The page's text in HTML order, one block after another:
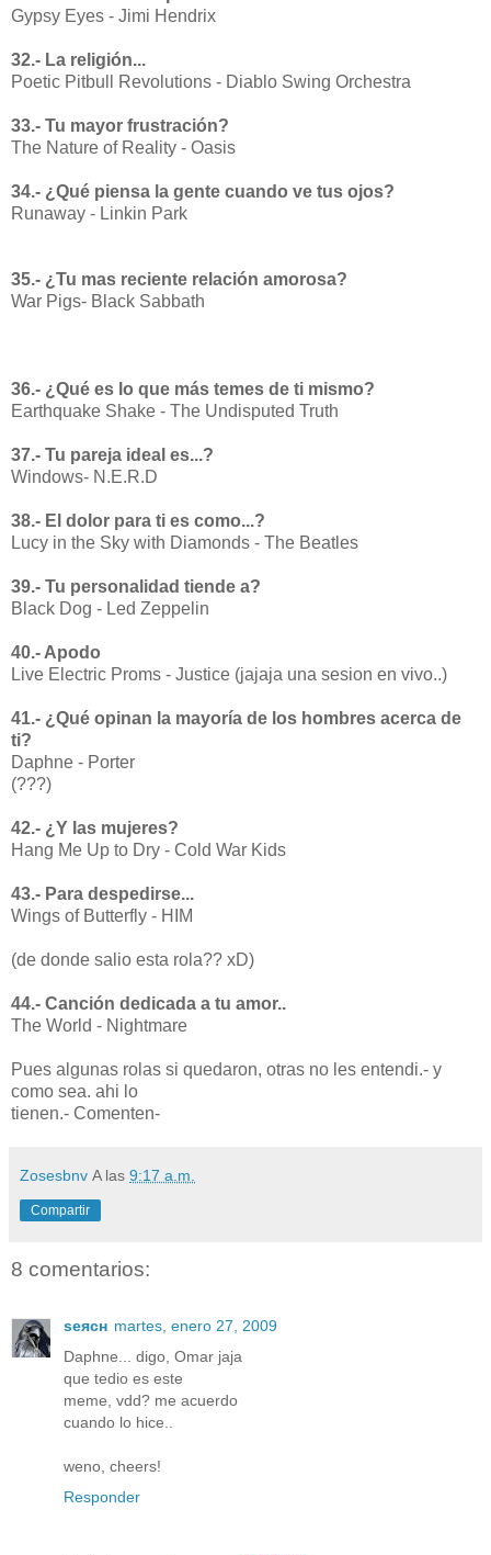
Gypsy Eyes - Jimi Hendrix
32.- La religión...
Poetic Pitbull Revolutions - Diablo Swing Orchestra
33.- Tu mayor frustración?
The Nature of Reality - Oasis
34.- ¿Qué piensa la gente cuando ve tus ojos?
Runaway - Linkin Park
35.- ¿Tu mas reciente relación amorosa?
War Pigs- Black Sabbath
36.- ¿Qué es lo que más temes de ti mismo?
Earthquake Shake - The Undisputed Truth
37.- Tu pareja ideal es...?
Windows- N.E.R.D
38.- El dolor para ti es como...?
Lucy in the Sky with Diamonds - The Beatles
39.- Tu personalidad tiende a?
Black Dog - Led Zeppelin
40.- Apodo
Live Electric Proms - Justice (jajaja una sesion en vivo..)
41.- ¿Qué opinan la mayoría de los hombres acerca de
ti?
Daphne - Porter
(???)
42.- ¿Y las mujeres?
Hang Me Up to Dry - Cold War Kids
43.- Para despedirse...
Wings of Butterfly - HIM
(de donde salio esta rola?? xD)
44.- Canción dedicada a tu amor..
The World - Nightmare
Pues algunas rolas si quedaron, otras no les entendi.- y
como sea. ahi lo
tienen.- Comenten-
Zosesbnv A las 9:17 a.m.
Compartir
8 comentarios:
ѕeяcн martes, enero 27, 2009
Daphne... digo, Omar jaja
que tedio es este
meme, vdd? me acuerdo
cuando lo hice..
weno, cheers!
Responder